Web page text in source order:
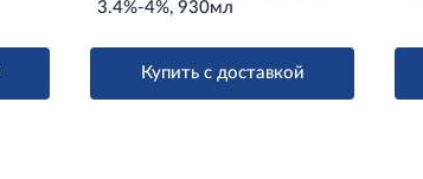
3.4%-4%, 930мл
Купить с доставкой